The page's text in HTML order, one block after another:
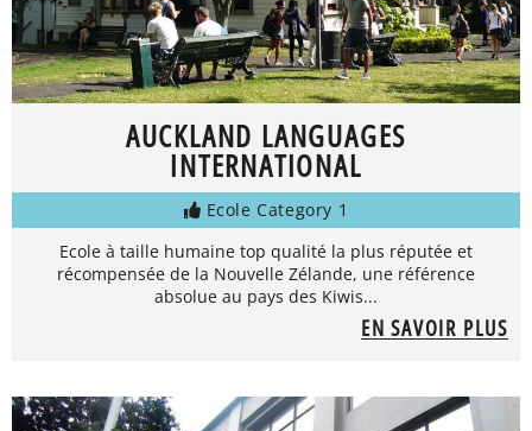
AUCKLAND LANGUAGES
INTERNATIONAL
Ecole Category 1
Ecole à taille humaine top qualité la plus réputée et
récompensée de la Nouvelle Zélande, une référence
absolue au pays des Kiwis...
EN SAVOIR PLUS